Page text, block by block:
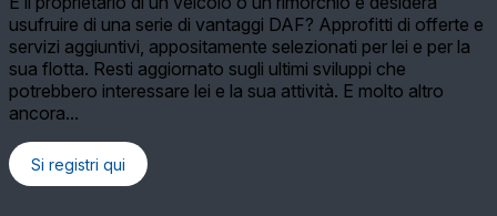
usufruire di una serie di vantaggi DAF? Approfitti di offerte e
servizi aggiuntivi, appositamente selezionati per lei e per la
sua flotta. Resti aggiornato sugli ultimi sviluppi che
potrebbero interessare lei e la sua attività. E molto altro
ancora...
Si registri qui